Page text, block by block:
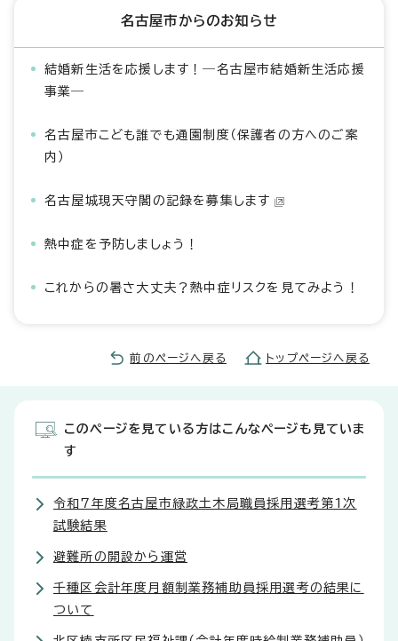
名古屋市からのお知らせ
結婚新生活を応援します！―名古屋市結婚新生活応援
事業―
名古屋市こども誰でも通園制度（保護者の方へのご案
内）
名古屋城現天守閣の記録を募集します
熱中症を予防しましょう！
これからの暑さ大丈夫？熱中症リスクを見てみよう！
前のページへ戻る トップページへ戻る
このページを見ている方はこんなページも見ていま
す
令和7年度名古屋市緑政土木局職員採用選考第1次
試験結果
避難所の開設から運営
千種区会計年度月額制業務補助員採用選考の結果に
ついて